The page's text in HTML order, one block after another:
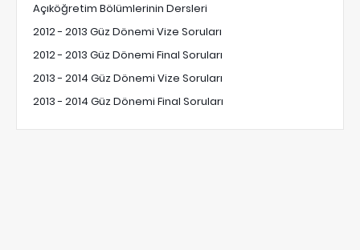
Açıköğretim Bölümlerinin Dersleri
2012 - 2013 Güz Dönemi Vize Soruları
2012 - 2013 Güz Dönemi Final Soruları
2013 - 2014 Güz Dönemi Vize Soruları
2013 - 2014 Güz Dönemi Final Soruları